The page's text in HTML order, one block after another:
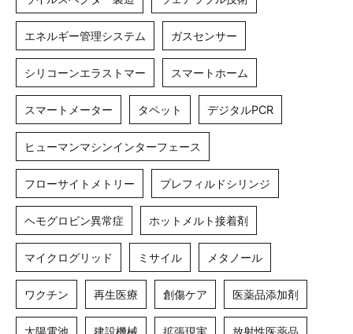
エネルギー管理システム ガスセンサー
シリコーンエラストマー スマートホーム
スマートメーター タペット デジタルPCR
ヒューマンマシンインターフェース
フローサイトメトリー プレフィルドシリンジ
ヘモグロビン異常症 ホットメルト接着剤
マイクログリッド ミサイル メタノール
ワクチン 再生医療 創傷ケア 医薬品添加剤
太陽電池 建設機械 拡張現実 放射性医薬品